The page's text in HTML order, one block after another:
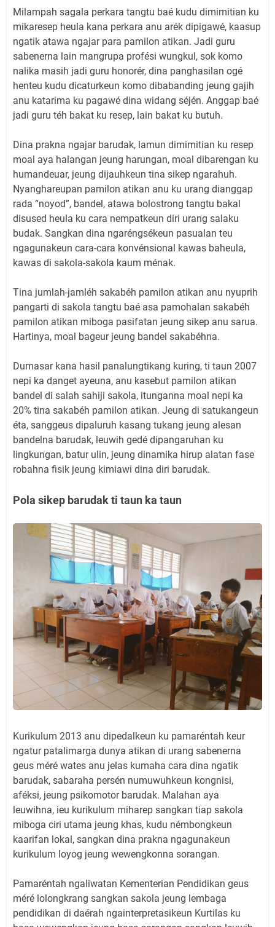
Milampah sagala perkara tangtu baé kudu dimimitian ku
mikaresep heula kana perkara anu arék dipigawé, kaasup
ngatik atawa ngajar para pamilon atikan. Jadi guru
sabenerna lain mangrupa profési wungkul, sok komo
nalika masih jadi guru honorér, dina panghasilan ogé
henteu kudu dicaturkeun komo dibabanding jeung gajih
anu katarima ku pagawé dina widang séjén. Anggap baé
jadi guru téh bakat ku resep, lain bakat ku butuh.
Dina prakna ngajar barudak, lamun dimimitian ku resep
moal aya halangan jeung harungan, moal dibarengan ku
humandeuar, jeung dijauhkeun tina sikep ngarahuh.
Nyanghareupan pamilon atikan anu ku urang dianggap
rada “noyod”, bandel, atawa bolostrong tangtu bakal
disused heula ku cara nempatkeun diri urang salaku
budak. Sangkan dina ngaréngsékeun pasualan teu
ngagunakeun cara-cara konvénsional kawas baheula,
kawas di sakola-sakola kaum ménak.
Tina jumlah-jamléh sakabéh pamilon atikan anu nyuprih
pangarti di sakola tangtu baé asa pamohalan sakabéh
pamilon atikan miboga pasifatan jeung sikep anu sarua.
Hartinya, moal bageur jeung bandel sakabéhna.
Dumasar kana hasil panalungtikang kuring, ti taun 2007
nepi ka danget ayeuna, anu kasebut pamilon atikan
bandel di salah sahiji sakola, itunganna moal nepi ka
20% tina sakabéh pamilon atikan. Jeung di satukangeun
éta, sanggeus dipaluruh kasang tukang jeung alesan
bandelna barudak, leuwih gedé dipangaruhan ku
lingkungan, batur ulin, jeung dinamika hirup alatan fase
robahna fisik jeung kimiawi dina diri barudak.
Pola sikep barudak ti taun ka taun
Kurikulum 2013 anu dipedalkeun ku pamaréntah keur
ngatur patalimarga dunya atikan di urang sabenerna
geus méré wates anu jelas kumaha cara dina ngatik
barudak, sabaraha persén numuwuhkeun kongnisi,
aféksi, jeung psikomotor barudak. Malahan aya
leuwihna, ieu kurikulum miharep sangkan tiap sakola
miboga ciri utama jeung khas, kudu némbongkeun
kaarifan lokal, sangkan dina prakna ngagunakeun
kurikulum loyog jeung wewengkonna sorangan.
Pamaréntah ngaliwatan Kementerian Pendidikan geus
méré lolongkrang sangkan sakola jeung lembaga
pendidikan di daérah ngainterpretasikeun Kurtilas ku